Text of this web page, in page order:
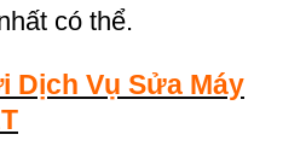
có thể.
Dịch Vụ Sửa Máy